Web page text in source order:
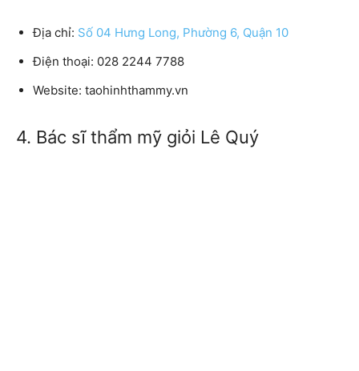
Địa chỉ: Số 04 Hưng Long, Phường 6, Quận 10
Điện thoại: 028 2244 7788
Website: taohinhthammy.vn
4. Bác sĩ thẩm mỹ giỏi Lê Quý